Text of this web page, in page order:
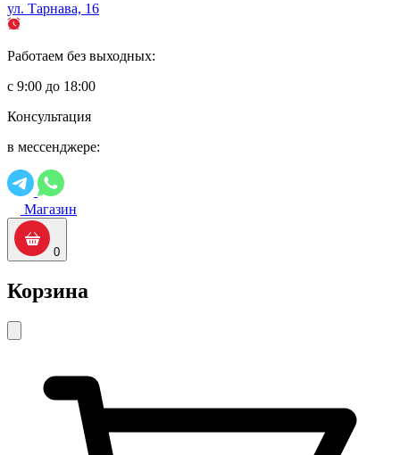
ул. Тарнава, 16
Работаем без выходных:
с 9:00 до 18:00
Консультация
в мессенджере:
Магазин
0
Корзина